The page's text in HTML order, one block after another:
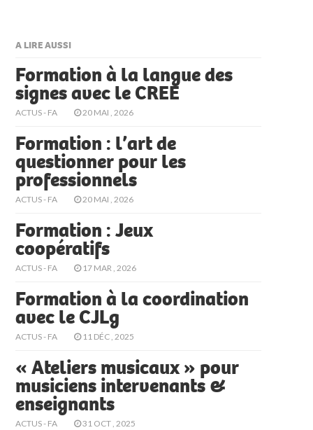
A LIRE AUSSI
Formation à la langue des
signes avec le CREE
ACTUS - FA 20 MAI , 2026
Formation : l’art de
questionner pour les
professionnels
ACTUS - FA 20 MAI , 2026
Formation : Jeux
coopératifs
ACTUS - FA 17 MAR , 2026
Formation à la coordination
avec le CJLg
ACTUS - FA 11 DÉC , 2025
« Ateliers musicaux » pour
musiciens intervenants &
enseignants
ACTUS - FA 31 OCT , 2025